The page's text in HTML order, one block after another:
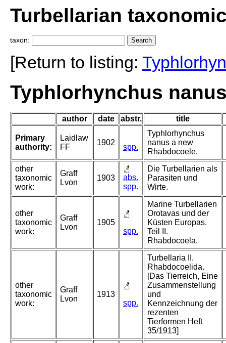
Turbellarian
taxon:
[Return to listing:
Typhlorhynchus
author date abstr. title
Primary
authority:
Laidlaw
FF
1902
spp.
Typhlorhynchus
nanus a new
Rhabdocoele.
other
taxonomic
work:
Graff
Lvon
1903
abs.
spp.
Die Turbellarien als
Parasiten und
Wirte.
other
taxonomic
work:
Graff
Lvon
1905
spp.
Marine Turbellarien
Orotavas und der
Küsten Europas.
Teil II.
Rhabdocoela.
other
taxonomic
work:
Graff
Lvon
1913
spp.
Turbellaria II.
Rhabdocoelida.
[Das Tierreich, Eine
Zusammenstellung
und
Kennzeichnung der
rezenten
Tierformen Heft
35/1913]